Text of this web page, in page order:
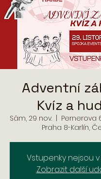
Adventní
Kvíz a
Sâm, 29 nov.
Pernerova
Praha 8-Karlín,
Vstupenky nejsou
Zobrazit další